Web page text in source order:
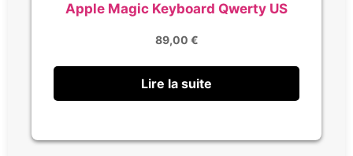
Apple Magic Keyboard Qwerty US
89,00 €
Lire la suite